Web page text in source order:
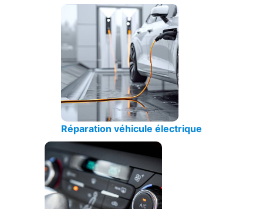
Réparation véhicule électrique